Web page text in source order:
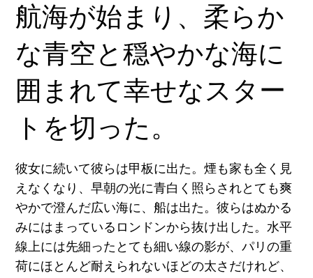
航海が始まり、柔らか
な青空と穏やかな海に
囲まれて幸せなスター
トを切った。
彼女に続いて彼らは甲板に出た。煙も家も全く見
えなくなり、早朝の光に青白く照らされとても爽
やかで澄んだ広い海に、船は出た。彼らはぬかる
みにはまっているロンドンから抜け出した。水平
線上には先細ったとても細い線の影が、パリの重
荷にほとんど耐えられないほどの太さだけれど、